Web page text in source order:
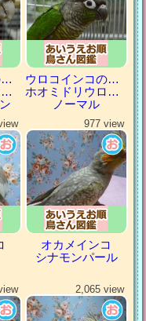
ウロコインコの仲間
ホオミドリウロコインコ
ウロコインコの仲間
ホオミドリウロコインコ
ノーマル
977 view
オカメインコ
シナモンパール
2,065 view